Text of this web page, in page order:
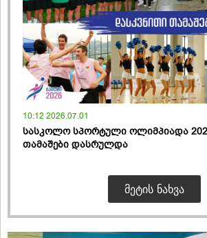
10:12 2026.07.01
სასკოლო სპორტული ოლიმპიადა
თამაშები დასრულდა
ᲛᲔᲢᲘᲡ ᲜᲐᲮᲕᲐ